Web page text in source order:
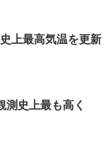
上最高気温を更新
史上最も高く